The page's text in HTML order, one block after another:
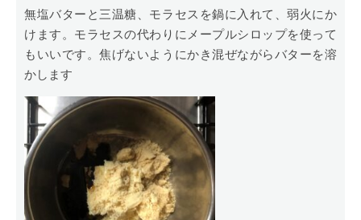
無塩バターと三温糖、モラセスを鍋に入れて、弱火にか
けます。モラセスの代わりにメープルシロップを使って
もいいです。焦げないようにかき混ぜながらバターを溶
かします